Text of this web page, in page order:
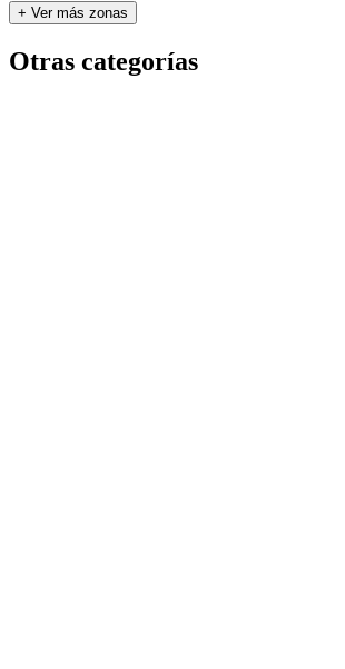
+ Ver más zonas
Otras categorías